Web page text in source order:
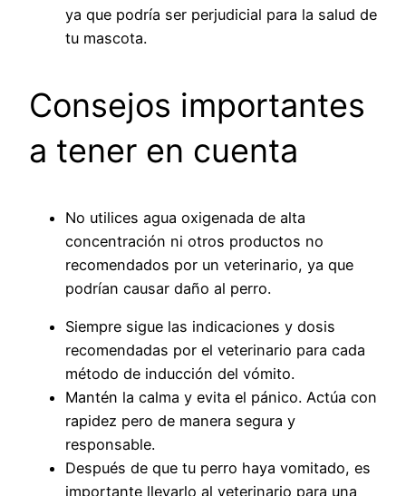
ya que podría ser perjudicial para la salud de
tu mascota.
Consejos importantes
a tener en cuenta
No utilices agua oxigenada de alta
concentración ni otros productos no
recomendados por un veterinario, ya que
podrían causar daño al perro.
Siempre sigue las indicaciones y dosis
recomendadas por el veterinario para cada
método de inducción del vómito.
Mantén la calma y evita el pánico. Actúa con
rapidez pero de manera segura y
responsable.
Después de que tu perro haya vomitado, es
importante llevarlo al veterinario para una